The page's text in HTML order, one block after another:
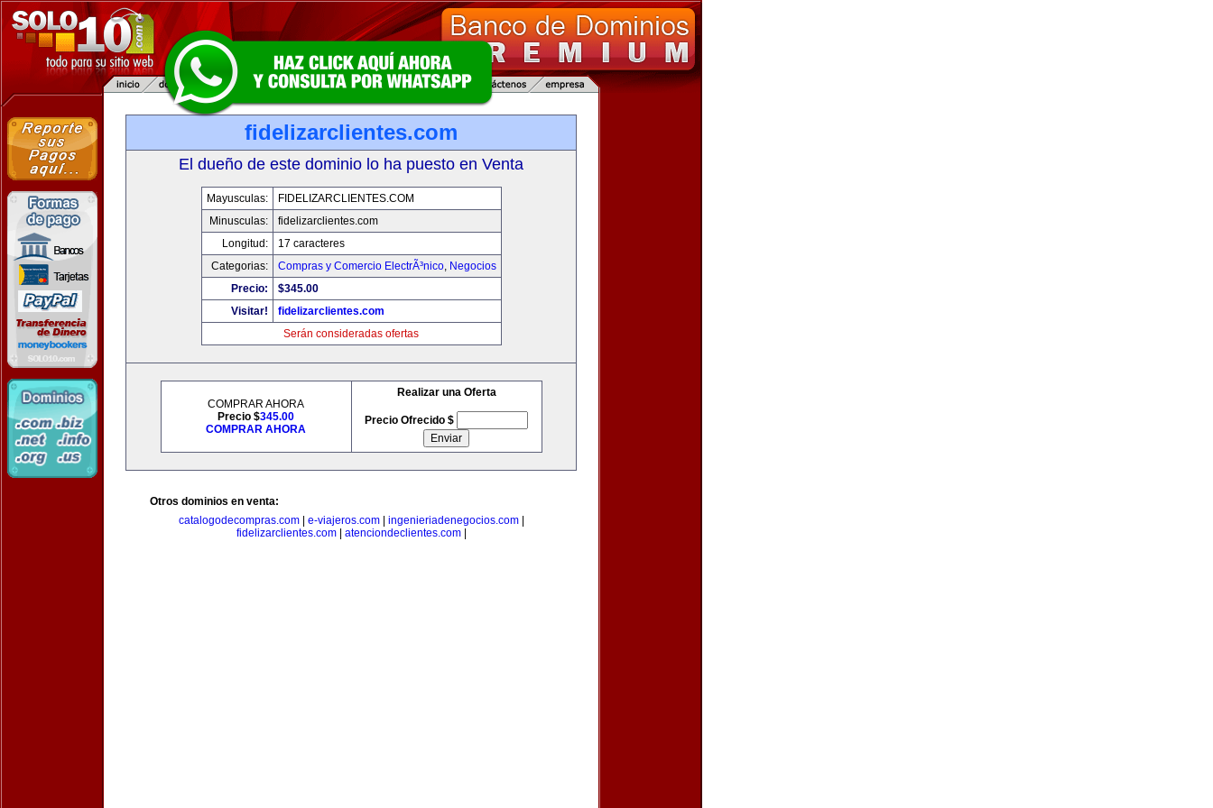
fidelizarclientes.com
El dueño de este dominio lo ha puesto en Venta
Mayusculas:
FIDELIZARCLIENTES.COM
Minusculas:
fidelizarclientes.com
Longitud:
17 caracteres
Categorias:
Compras y Comercio ElectrÃ³nico, Negocios
Precio:
$345.00
Visitar!
fidelizarclientes.com
Serán consideradas ofertas
COMPRAR AHORA
Precio $345.00
COMPRAR AHORA
Realizar una Oferta
Precio Ofrecido $
Otros dominios en venta:
catalogodecompras.com| e-viajeros.com| ingenieriadenegocios.com|
fidelizarclientes.com| atenciondeclientes.com|